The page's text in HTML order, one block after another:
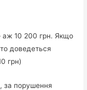
аж 10 200 грн. Якщо
доведеться
грн)
за порушення